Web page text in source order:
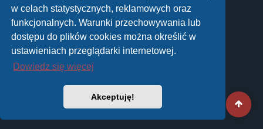
w celach statystycznych, reklamowych oraz
funkcjonalnych. Warunki przechowywania lub
dostępu do plików cookies można określić w
ustawieniach przeglądarki internetowej.
Dowiedz się więcej
Akceptuję!